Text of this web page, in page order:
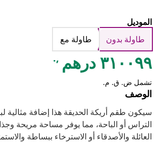
الموديل
طاولة بدون
طاولة مع
٣١٠٠٩٩ درهم ,.
تشمل ض. ق. م.
الوصف
سيكون طقم أريكة الحديقة هذا إضافة مثالية
التراس أو الباحة، مما يوفر مساحة مريحة
العائلة والأصدقاء أو الاسترخاء ببساطة